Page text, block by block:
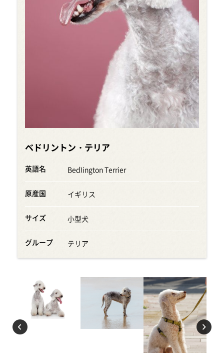
ベドリントン・テリア
英語名 Bedlington Terrier
原産国 イギリス
サイズ 小型犬
グループ テリア